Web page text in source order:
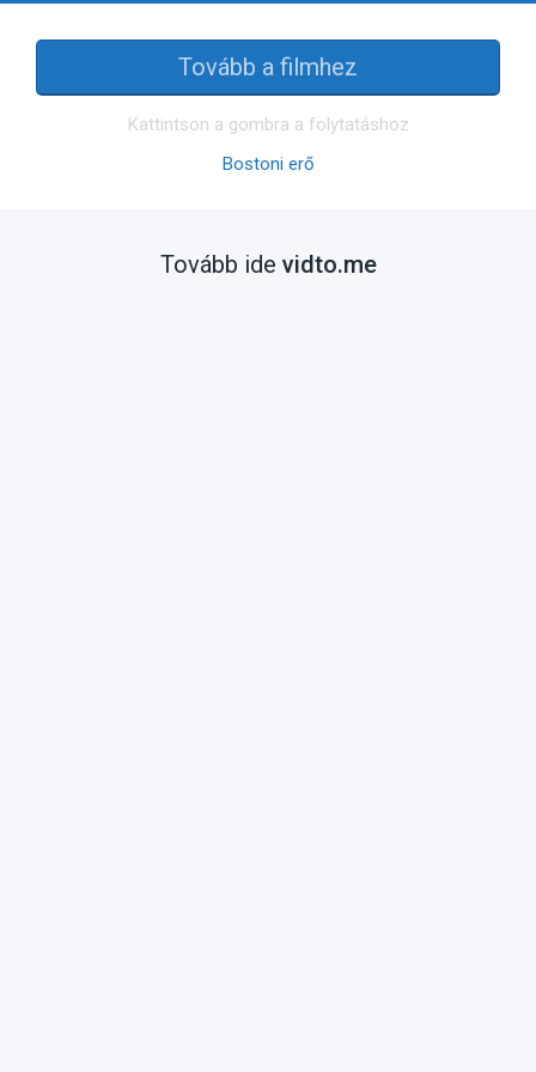
Tovább a filmhez
Kattintson a gombra a folytatáshoz
Bostoni erő
Tovább ide vidto.me